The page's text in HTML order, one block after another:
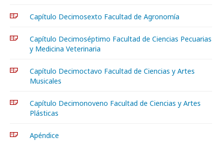
Capítulo Decimosexto Facultad de Agronomía
Capítulo Decimoséptimo Facultad de Ciencias Pecuarias
y Medicina Veterinaria
Capítulo Decimoctavo Facultad de Ciencias y Artes
Musicales
Capítulo Decimonoveno Facultad de Ciencias y Artes
Plásticas
Apéndice